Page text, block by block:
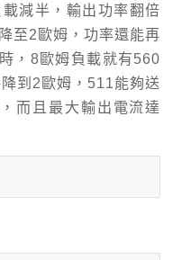
減半，輸出功率翻倍
至2歐姆，功率還能再
，8歐姆負載就有560
到2歐姆，511能夠送
而且最大輸出電流達